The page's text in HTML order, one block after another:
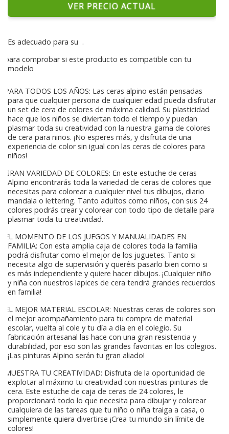
VER PRECIO ACTUAL
Es adecuado para su .
para comprobar si este producto es compatible con tu
modelo
PARA TODOS LOS AÑOS: Las ceras alpino están pensadas
para que cualquier persona de cualquier edad pueda disfrutar
un set de cera de colores de máxima calidad. Su plasticidad
hace que los niños se diviertan todo el tiempo y puedan
plasmar toda su creatividad con la nuestra gama de colores
de cera para niños. ¡No esperes más, y disfruta de una
experiencia de color sin igual con las ceras de colores para
niños!
GRAN VARIEDAD DE COLORES: En este estuche de ceras
Alpino encontrarás toda la variedad de ceras de colores que
necesitas para colorear a cualquier nivel tus dibujos, diario
mandala o lettering. Tanto adultos como niños, con sus 24
colores podrás crear y colorear con todo tipo de detalle para
plasmar toda tu creatividad.
EL MOMENTO DE LOS JUEGOS Y MANUALIDADES EN
FAMILIA: Con esta amplia caja de colores toda la familia
podrá disfrutar como el mejor de los juguetes. Tanto si
necesita algo de supervisión y queréis pasarlo bien como si
es más independiente y quiere hacer dibujos. ¡Cualquier niño
y niña con nuestros lapices de cera tendrá grandes recuerdos
en familia!
EL MEJOR MATERIAL ESCOLAR: Nuestras ceras de colores son
el mejor acompañamiento para tu compra de material
escolar, vuelta al cole y tu día a día en el colegio. Su
fabricación artesanal las hace con una gran resistencia y
durabilidad, por eso son las grandes favoritas en los colegios.
¡Las pinturas Alpino serán tu gran aliado!
MUESTRA TU CREATIVIDAD: Disfruta de la oportunidad de
explotar al máximo tu creatividad con nuestras pinturas de
cera. Este estuche de caja de ceras de 24 colores, le
proporcionará todo lo que necesita para dibujar y colorear
cualquiera de las tareas que tu niño o niña traiga a casa, o
simplemente quiera divertirse ¡Crea tu mundo sin límite de
colores!